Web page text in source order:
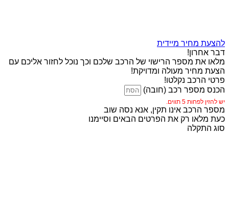
להצעת מחיר מיידית
דבר אחרון!
מלאו את מספר הרישוי של הרכב שלכם וכך נוכל לחזור אליכם עם
הצעת מחיר מעולה ומדויקת!
פרטי הרכב נקלטו!
הכנס מספר רכב (חובה)
יש להזין לפחות 5 תווים.
מספר הרכב אינו תקין, אנא נסה שוב
כעת מלאו רק את הפרטים הבאים וסיימנו
סוג התקלה